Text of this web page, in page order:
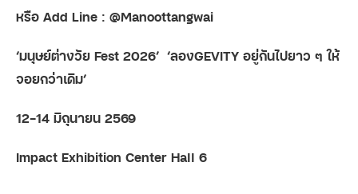
หรือ Add Line : @Manoottangwai
‘มนุษย์ต่างวัย Fest 2026’ ‘ลองGEVITY อยู่กันไปยาว ๆ ให้
จอยกว่าเดิม’
12-14 มิถุนายน 2569
Impact Exhibition Center Hall 6